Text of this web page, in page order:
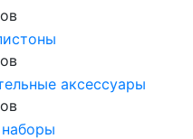
аксессуары